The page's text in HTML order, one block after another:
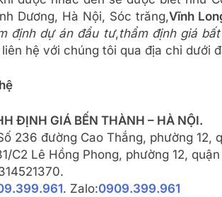
Dương, Hà Nội, Sóc trăng,Vĩnh
định dự án đầu tư,thẩm định giá
hệ với chúng tôi qua địa chỉ dưới
ĐỊNH GIÁ BẾN THÀNH – HÀ NỘI.
236 đường Cao Thắng, phường 12,
C2 Lê Hồng Phong, phường 12,
. Zalo:0909.399.961